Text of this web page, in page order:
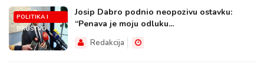
POLITIKA I
DRUŠTVO
Josip Dabro podnio neopozivu ostavku:
“Penava je moju odluku...
Redakcija